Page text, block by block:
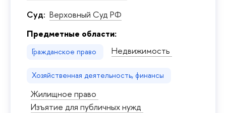
Суд: Верховный Суд РФ
Предметные области:
Гражданское право Недвижимость
Хозяйственная деятельность, финансы
Жилищное право
Изъятие для публичных нужд